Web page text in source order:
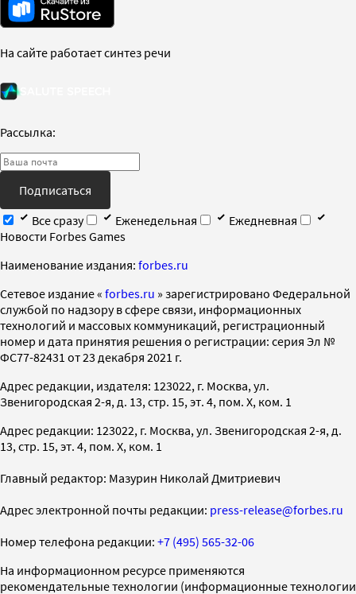
На сайте работает синтез речи
Рассылка:
Подписаться
Все сразу
Еженедельная
Ежедневная
Новости Forbes Games
Наименование издания: forbes.ru
Cетевое издание « forbes.ru » зарегистрировано Федеральной
службой по надзору в сфере связи, информационных
технологий и массовых коммуникаций, регистрационный
номер и дата принятия решения о регистрации: серия Эл №
ФС77-82431 от 23 декабря 2021 г.
Адрес редакции, издателя: 123022, г. Москва, ул.
Звенигородская 2-я, д. 13, стр. 15, эт. 4, пом. X, ком. 1
Адрес редакции: 123022, г. Москва, ул. Звенигородская 2-я, д.
13, стр. 15, эт. 4, пом. X, ком. 1
Главный редактор: Мазурин Николай Дмитриевич
Адрес электронной почты редакции: press-release@forbes.ru
Номер телефона редакции: +7 (495) 565-32-06
На информационном ресурсе применяются
рекомендательные технологии (информационные технологии